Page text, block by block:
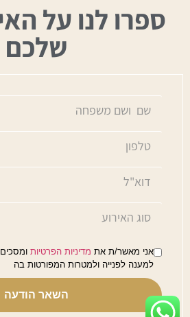
ספרו לנו על
שלכם
אני מאשר/ת את מדיניות הפרטיות
למענה לפנייה ולמטרות המפורטות בה
השאר הודעה